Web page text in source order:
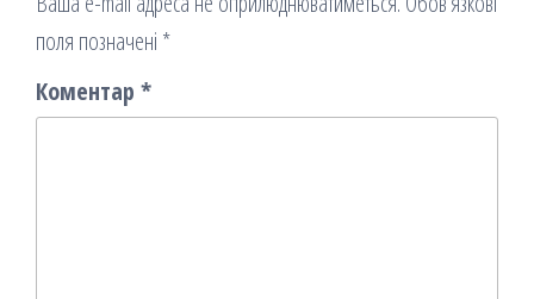
поля позначені *
Коментар *